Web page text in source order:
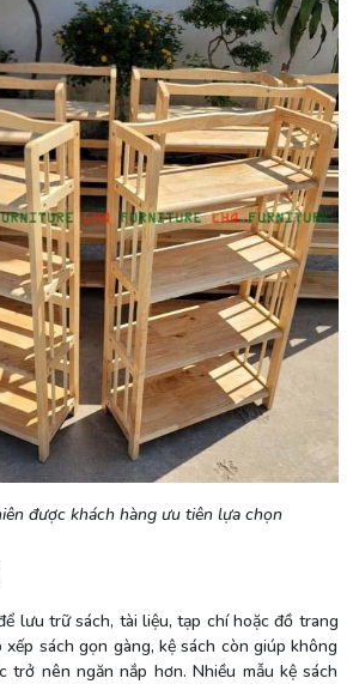
được khách hàng ưu tiên lựa chọn
lưu trữ sách, tài liệu, tạp chí hoặc đồ trang
sách gọn gàng, kệ sách còn giúp không
trở nên ngăn nắp hơn. Nhiều mẫu kệ sách